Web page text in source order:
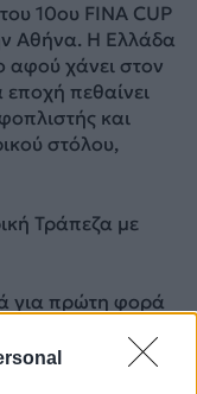
10ου FINA CUP
Αθήνα. Η Ελλάδα
αφού χάνει στον
εποχή πεθαίνει
και
στόλου,
Τράπεζα με
για πρώτη φορά
ο βραβευμένος
ζωή του οποίου